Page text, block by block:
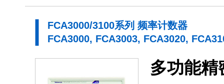
FCA3000/3100系列 频率计数器
FCA3000, FCA3003, FCA3020,
多功能精